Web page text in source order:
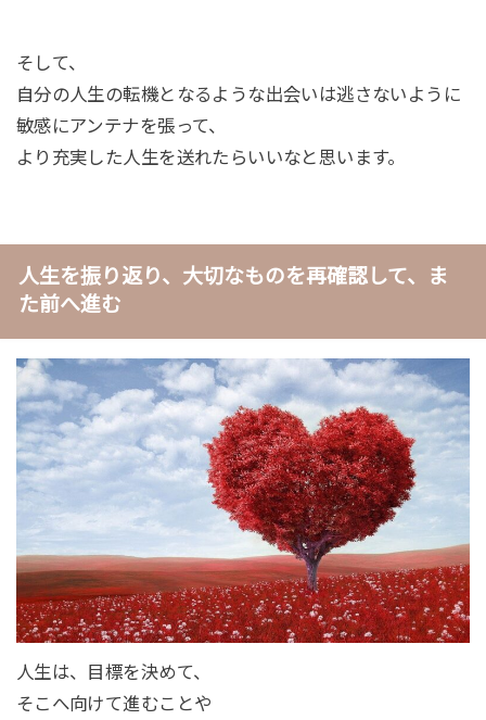
そして、
自分の人生の転機となるような出会いは逃さないように
敏感にアンテナを張って、
より充実した人生を送れたらいいなと思います。
人生を振り返り、大切なものを再確認して、ま
た前へ進む
人生は、目標を決めて、
そこへ向けて進むことや